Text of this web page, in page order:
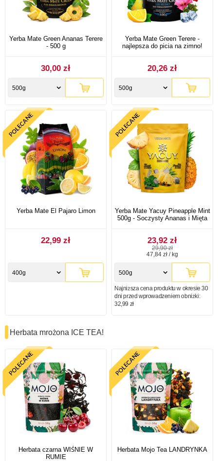
Yerba Mate Green Ananas Terere
- 500 g
30,00 zł
500g
Yerba Mate Green Terere -
najlepsza do picia na zimno!
20,26 zł
500g
Yerba Mate El Pajaro Limon
22,99 zł
400g
Yerba Mate Yacuy Pineapple Mint
500g - Soczysty Ananas i Mięta
23,92 zł
29,90 zł
47,84 zł / kg
500g
Najniższa cena produktu w okresie 30
dni przed wprowadzeniem obniżki:
32,99 zł
Herbata mrożona ICE TEA!
Herbata czarna WIŚNIE W
RUMIE
Herbata Mojo Tea LANDRYNKA